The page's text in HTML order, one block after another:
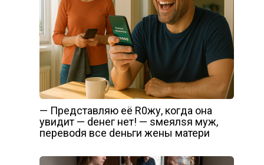
— Представляю её R0жу, когда она
увидит — dенег нет! — sмеялsя муж,
перевоdя все dеньги жены матери